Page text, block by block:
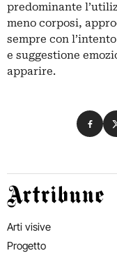
predominante
meno corposi,
sempre con
e suggestione
apparire.
Artribune
Arti visive
Progetto